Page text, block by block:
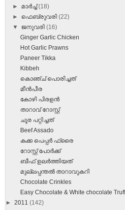
► മാർച്ച്(18)
► ഫെബ്രുവരി(22)
▼ ജനുവരി(16)
Ginger Garlic Chicken
Hot Garlic Prawns
Paneer Tikka
Kibbeh
കൊഞ്ച് പൊരിച്ചത്
മീന്‍പീര
കോഴി പിരളന്‍
താറാവ് റോസ്റ്റ്
ചൂര പറ്റിച്ചത്
Beef Assado
കക്ക പെപ്പര്‍ ഫ്രൈ
റോസ്റ്റ് പോര്‍ക്ക്
ബീഫ് ഉലര്‍ത്തിയത്
മുല്ലപ്പന്തല്‍ താറാവുകറി
Chocolate Crinkles
Easy Chocolate & White chocolate
► 2011 (142)